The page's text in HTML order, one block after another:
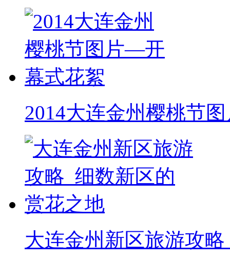
2014大连金州樱桃节
大连金州新区旅游攻略